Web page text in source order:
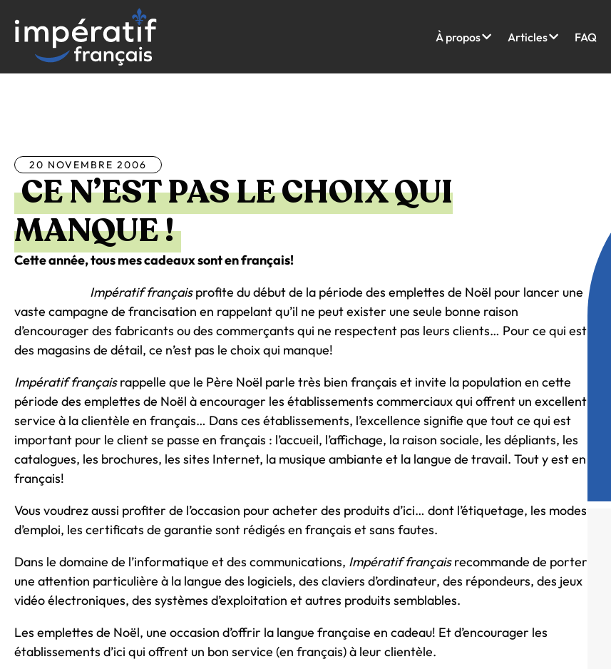
contenu
À propos Articles FAQ
20 NOVEMBRE 2006
CE N’EST PAS LE CHOIX QUI
MANQUE !
Cette année, tous mes cadeaux sont en français!
Impératif françaisprofite du début de la période des emplettes de Noël pour lancer une
vaste campagne de francisation en rappelant qu’il ne peut exister une seule bonne raison
d’encourager des fabricants ou des commerçants qui ne respectent pas leurs clients… Pour ce qui est
des magasins de détail, ce n’est pas le choix qui manque!
Impératif françaisrappelle que le Père Noël parle très bien français et invite la population en cette
période des emplettes de Noël à encourager les établissements commerciaux qui offrent un excellent
service à la clientèle en français… Dans ces établissements, l’excellence signifie que tout ce qui est
important pour le client se passe en français : l’accueil, l’affichage, la raison sociale, les dépliants, les
catalogues, les brochures, les sites Internet, la musique ambiante et la langue de travail. Tout y est en
français!
Vous voudrez aussi profiter de l’occasion pour acheter des produits d’ici… dont l’étiquetage, les modes
d’emploi, les certificats de garantie sont rédigés en français et sans fautes.
Dans le domaine de l’informatique et des communications, Impératif françaisrecommande de porter
une attention particulière à la langue des logiciels, des claviers d’ordinateur, des répondeurs, des jeux
vidéo électroniques, des systèmes d’exploitation et autres produits semblables.
Les emplettes de Noël, une occasion d’offrir la langue française en cadeau! Et d’encourager les
établissements d’ici qui offrent un bon service (en français) à leur clientèle.